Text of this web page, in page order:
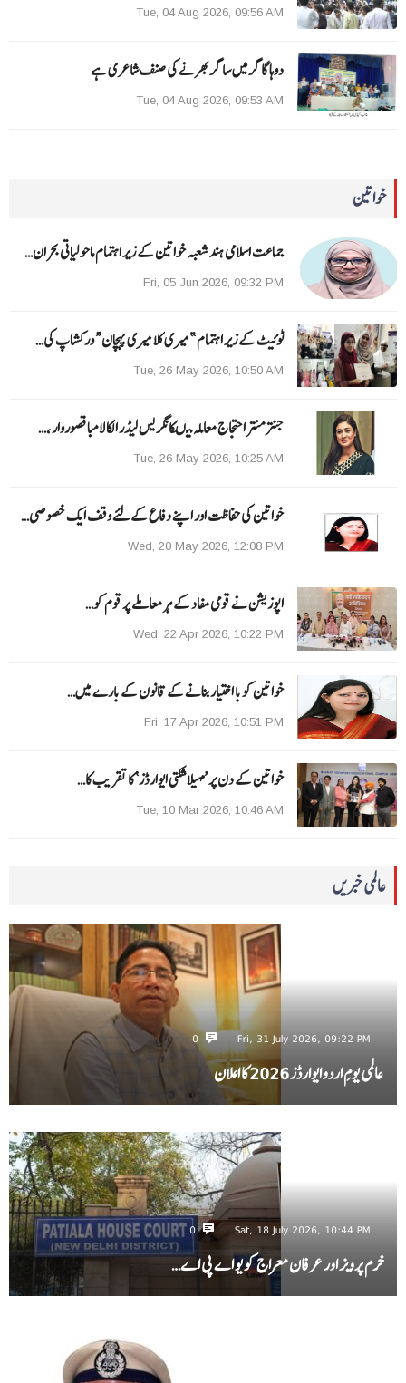
Tue, 04 Aug 2026, 09:56 AM
دوہا گاگر میں ساگر بھرنے کی صنف شاعری ہے
Tue, 04 Aug 2026, 09:53 AM
خواتین
جماعت اسلامی ہند شعبہ خواتین کے زیر اہتمام ماحولیاتی بحران…
Fri, 05 Jun 2026, 09:32 PM
ٹوئیٹ کے زیر اہتمام ”میری کلا میری پہچان“ ورکشاپ کی…
Tue, 26 May 2026, 10:50 AM
جنتر منتر احتجاج معاملہ میںکانگریس لیڈر الکا لامبا قصوروار ،…
Tue, 26 May 2026, 10:25 AM
خواتین کی حفاظت اور اپنے دفاع کےلئے وقف ایک خصوصی…
Wed, 20 May 2026, 12:08 PM
اپوزیشن نے قومی مفاد کے ہر معاملے پر قوم کو…
Wed, 22 Apr 2026, 10:22 PM
خواتین کو با اختیار بنانے کے قانون کے بارے میں…
Fri, 17 Apr 2026, 10:51 PM
خواتین کے دن پر ’مہیلا شکتی ایوارڈز‘ کا تقریب کا…
Tue, 10 Mar 2026, 10:46 AM
عالمی خبریں
Fri, 31 July 2026, 09:22 PM
0
عالمی یومِ اردو ایوارڈز 2026 کا اعلان
Sat, 18 July 2026, 10:44 PM
0
خرم پرویز اور عرفان معراج کو یو اے پی اے…